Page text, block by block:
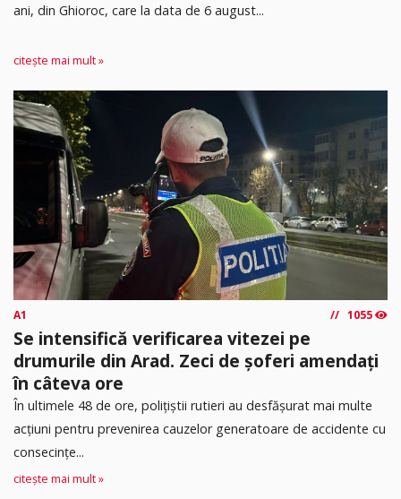
ani, din Ghioroc, care la data de 6 august...
citește mai mult »
A1 1055
Se intensifică verificarea vitezei pe
drumurile din Arad. Zeci de șoferi amendați
în câteva ore
În ultimele 48 de ore, polițiștii rutieri au desfășurat mai multe
acțiuni pentru prevenirea cauzelor generatoare de accidente cu
consecințe...
citește mai mult »